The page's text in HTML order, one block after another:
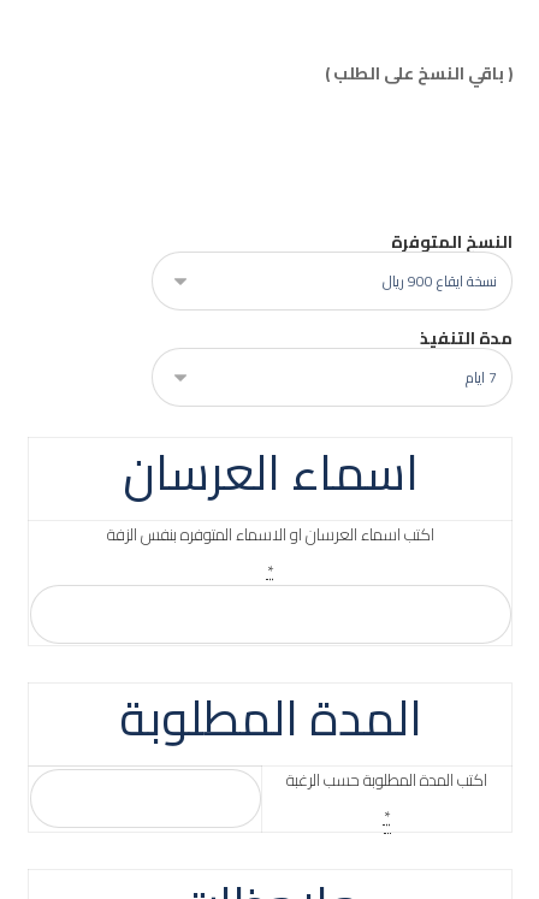
( باقي النسخ على الطلب )
النسخ المتوفرة
مدة التنفيذ
اسماء العرسان
اكتب اسماء العرسان او الاسماء المتوفره بنفس الزفة
*
المدة المطلوبة
اكتب المدة المطلوبة حسب الرغبة
*